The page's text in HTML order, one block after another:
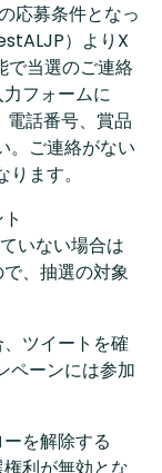
応募条件となっ
）よりX
で当選のご連絡
フォームに
電話番号、賞品
。ご連絡がない
ます。
いない場合は
、抽選の対象
ツイートを確
ペーンには参加
を解除する